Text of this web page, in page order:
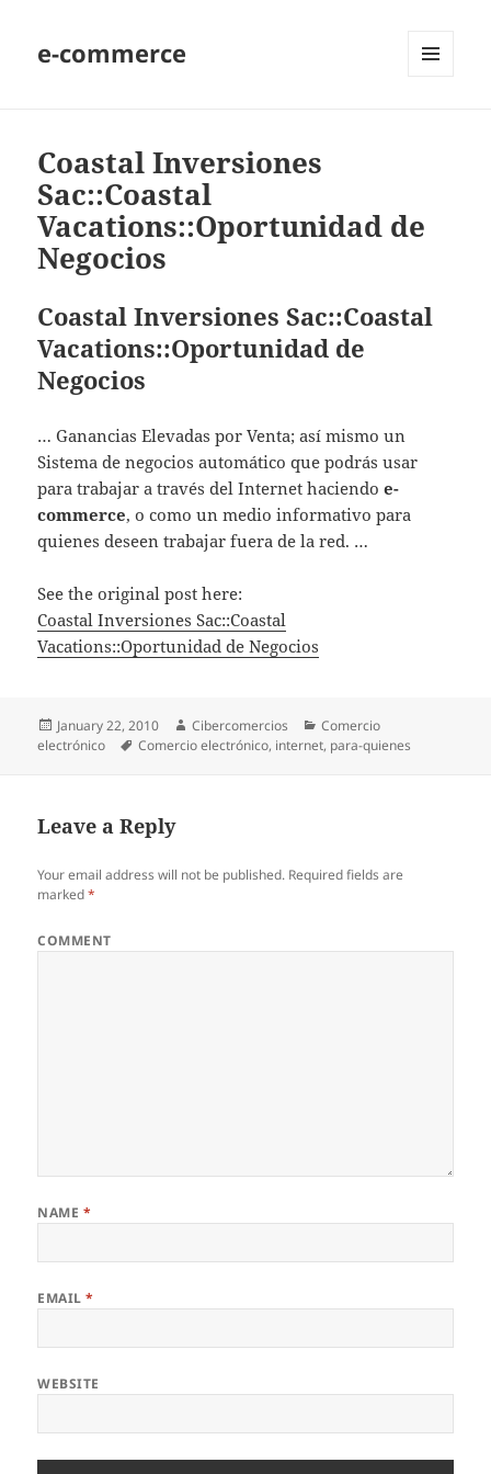
e-commerce
Coastal Inversiones
Sac::Coastal
Vacations::Oportunidad de
Negocios
Coastal Inversiones Sac::Coastal
Vacations::Oportunidad de
Negocios
… Ganancias Elevadas por Venta; así mismo un
Sistema de negocios automático que podrás usar
para trabajar a través del Internet haciendoe-
commerce, o como un medio informativo para
quienes deseen trabajar fuera de la red. …
See the original post here:
Coastal Inversiones Sac::Coastal
Vacations::Oportunidad de Negocios
Posted
on
January 22, 2010 Author
Cibercomercios Categories
Comercio
electrónico
Tags
Comercio electrónico, internet, para-quienes
Leave a Reply
Your email address will not be published. Required fields are
marked*
COMMENT
NAME *
EMAIL*
WEBSITE